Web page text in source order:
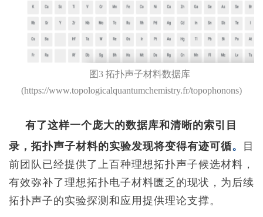
图3 拓扑声子材料数据库
(https://www.topologicalquantumchemistry.fr/topophonons)
有了这样一个庞大的数据库和清晰的索引目
录，拓扑声子材料的实验发现将变得有迹可循。
目
前团队已经提供了上百种理想拓扑声子候选材料，
有效弥补了理想拓扑电子材料匮乏的现状，为后续
拓扑声子的实验探测和应用提供理论支撑。